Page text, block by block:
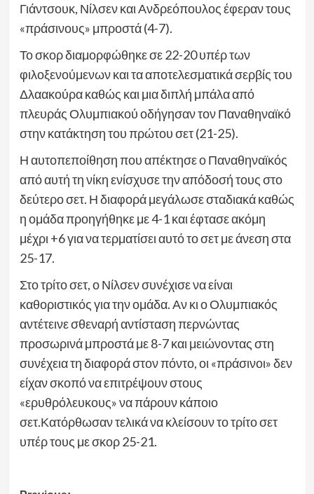
Γιάντσουκ, Νίλσεν και Ανδρεόπουλος έφεραν τους
«πράσινους» μπροστά (4-7).
Το σκορ διαμορφώθηκε σε 22-20 υπέρ των
φιλοξενούμενων και τα αποτελεσματικά σερβίς του
Δλαακούρα καθώς και μια διπλή μπάλα από
πλευράς Ολυμπιακού οδήγησαν τον Παναθηναϊκό
στην κατάκτηση του πρώτου σετ (21-25).
Η αυτοπεποίθηση που απέκτησε ο Παναθηναϊκός
από αυτή τη νίκη ενίσχυσε την απόδοσή τους στο
δεύτερο σετ. Η διαφορά μεγάλωσε σταδιακά καθώς
η ομάδα προηγήθηκε με 4-1 και έφτασε ακόμη
μέχρι +6 για να τερματίσει αυτό το σετ με άνεση στα
25-17.
Στο τρίτο σετ, ο Νίλσεν συνέχισε να είναι
καθοριστικός για την ομάδα. Αν κι ο Ολυμπιακός
αντέτεινε σθεναρή αντίσταση περνώντας
προσωρινά μπροστά με 8-7 και μειώνοντας στη
συνέχεια τη διαφορά στον πόντο, οι «πράσινοι» δεν
είχαν σκοπό να επιτρέψουν στους
«ερυθρόλευκους» να πάρουν κάποιο
σετ.Κατόρθωσαν τελικά να κλείσουν το τρίτο σετ
υπέρ τους με σκορ 25-21.